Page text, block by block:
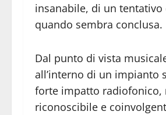
insanabile, di un
quando sembra conclusa.
Dal punto di vista
all’interno di un impianto
forte impatto radiofonico,
riconoscibile e